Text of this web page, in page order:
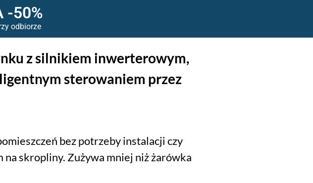
-50%
odbiorze
z silnikiem inwerterowym,
sterowaniem przez
bez potrzeby instalacji czy
skropliny. Zużywa mniej niż żarówka